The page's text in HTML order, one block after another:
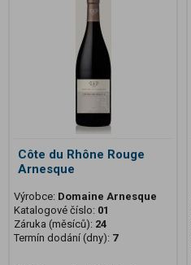
Côte du Rhône Rouge
Arnesque
Výrobce: Domaine Arnesque
Katalogové číslo: 01
Záruka (měsíců): 24
Termín dodání (dny): 7